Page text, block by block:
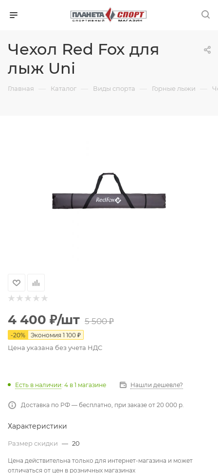
Чехол Red Fox для
лыж Uni
Главная — Каталог — Виды спорта — Горные лыжи —
4 400 ₽/шт 5 500₽
-20% Экономия 1 100 ₽
Цена указана без учета НДС
Есть в наличии: 4 в 1 магазине Нашли дешевле?
Доставка по РФ — бесплатно, при заказе от 20 000 р.
Характеристики
Размер скидки — 20
Цена действительна только для интернет-магазина и может
отличаться от цен в розничных магазинах